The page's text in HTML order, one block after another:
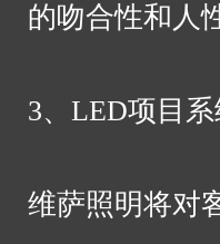
的吻合性和人
3、LED项目
维萨照明将对